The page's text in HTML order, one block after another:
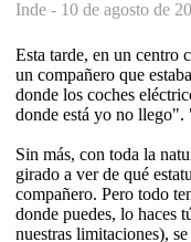
Inde - 10 de agosto de
Esta tarde, en un centro
un compañero que
donde los coches
donde está yo no
Sin más, con toda la
girado a ver de qué
compañero. Pero todo
donde puedes, lo haces
nuestras limitaciones),